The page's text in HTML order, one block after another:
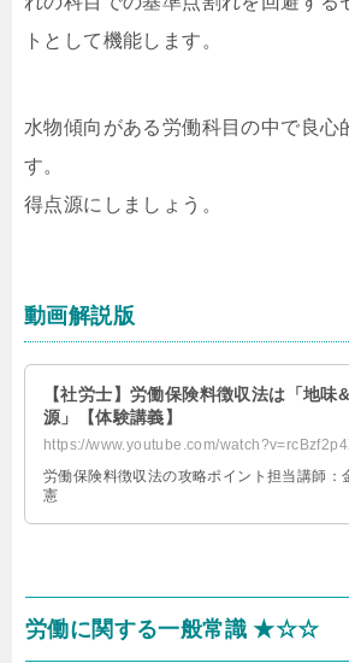
トとして機能します。
水物傾向がある労働科目の中で良心
す。
得点源にしましょう。
動画解説版
【社労士】労働保険料徴収法は「地味
源」【体験講義】
https://www.youtube.com/
労働保険料徴収法の攻略ポイント担当講師：
憲
労働に関する一般常識 ★☆☆